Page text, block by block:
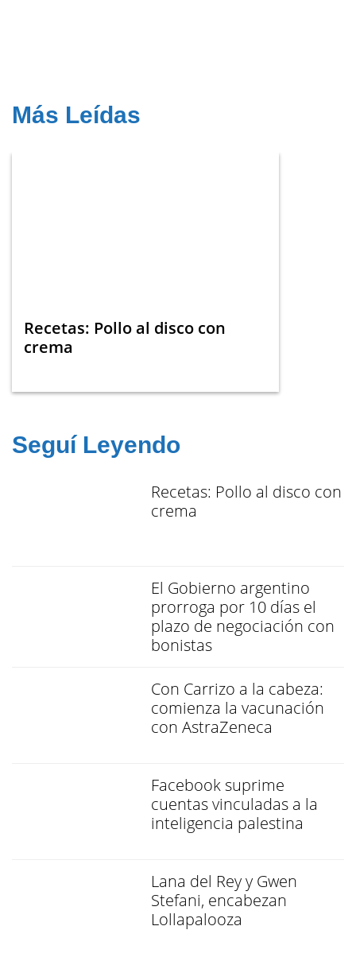
Más Leídas
Recetas: Pollo al disco con
crema
Seguí Leyendo
Recetas: Pollo al disco con
crema
El Gobierno argentino
prorroga por 10 días el
plazo de negociación con
bonistas
Con Carrizo a la cabeza:
comienza la vacunación
con AstraZeneca
Facebook suprime
cuentas vinculadas a la
inteligencia palestina
Lana del Rey y Gwen
Stefani, encabezan
Lollapalooza